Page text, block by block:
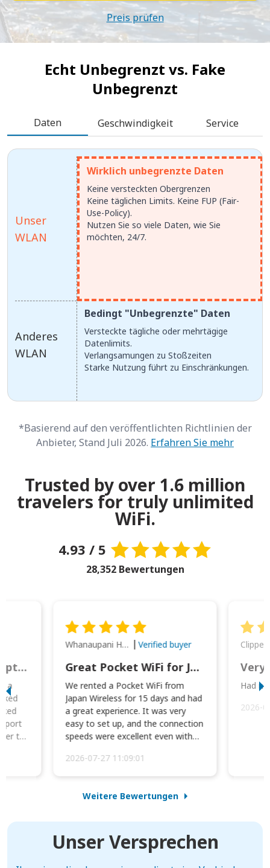
Preis prüfen
Echt Unbegrenzt vs. Fake
Unbegrenzt
Daten Geschwindigkeit Service
Unser
WLAN
Anderes
WLAN
Wirklich unbegrenzte Daten
Keine versteckten Obergrenzen
Keine täglichen Limits. Keine FUP (Fair-
Use-Policy).
Nutzen Sie so viele Daten, wie Sie
möchten, 24/7.
Bedingt "Unbegrenzte" Daten
Versteckte tägliche oder mehrtägige
Datenlimits.
Verlangsamungen zu Stoßzeiten
Starke Nutzung führt zu Einschränkungen.
*Basierend auf den veröffentlichten Richtlinien der
Anbieter, Stand Juli 2026. Erfahren Sie mehr
Trusted by over 1.6 million
travelers for truly unlimited
WiFi.
4.93 / 5
28,352 Bewertungen
This was wonderful option to a family of four. Everything worked smoothly.
a
to
Whanaupani Henry Joseph Macown Verified buyer
Great Pocket WiFi for Japan Travel
We rented a Pocket WiFi from
Japan Wireless for 15 days and had
a great experience. It was very
easy to set up, and the connection
speeds were excellent even with
2026-07-27 11:09:01
Very
Had
2026-
Weitere Bewertungen
Unser Versprechen